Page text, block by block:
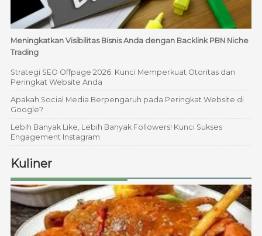
Meningkatkan Visibilitas Bisnis Anda dengan Backlink PBN Niche
Trading
Strategi SEO Offpage 2026: Kunci Memperkuat Otoritas dan
Peringkat Website Anda
Apakah Social Media Berpengaruh pada Peringkat Website di
Google?
Lebih Banyak Like, Lebih Banyak Followers! Kunci Sukses
Engagement Instagram
Kuliner